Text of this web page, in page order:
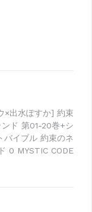
×出水ぽすか] 約束
ド 第01-20巻+シ
バイブル 約束のネ
0 MYSTIC CODE